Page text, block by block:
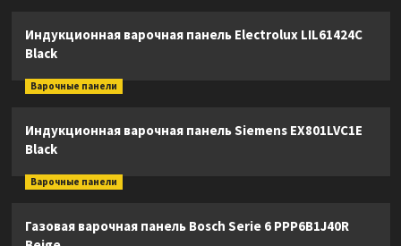
Индукционная варочная панель Electrolux LIL61424C
Black
Варочные панели
Индукционная варочная панель Siemens EX801LVC1E
Black
Варочные панели
Газовая варочная панель Bosch Serie 6 PPP6B1J40R